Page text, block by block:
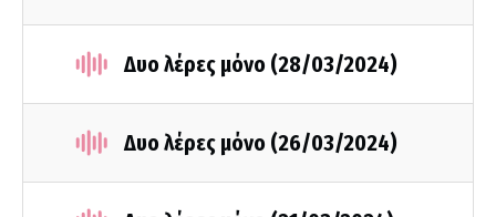
Δυο λέρες μόνο (28/03/2024)
Δυο λέρες μόνο (26/03/2024)